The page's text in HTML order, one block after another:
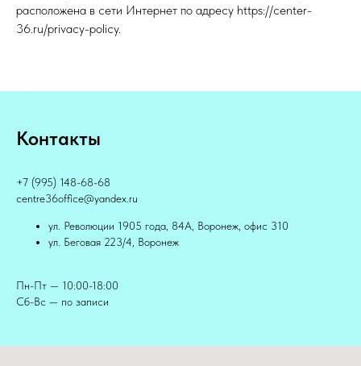
расположена в сети Интернет по адресу https://center-
36.ru/privacy-policy.
Контакты
+7 (995) 148-68-68
centre36office@yandex.ru
ул. Революции 1905 года, 84А, Воронеж, офис 310
ул. Беговая 223/4, Воронеж
Пн-Пт — 10:00-18:00
Сб-Вс — по записи